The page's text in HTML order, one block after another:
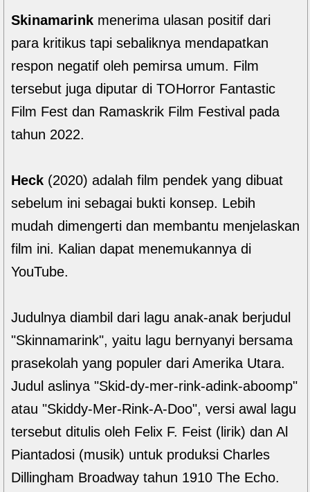
Skinamarink menerima ulasan positif dari
para kritikus tapi sebaliknya mendapatkan
respon negatif oleh pemirsa umum. Film
tersebut juga diputar di TOHorror Fantastic
Film Fest dan Ramaskrik Film Festival pada
tahun 2022.
Heck (2020) adalah film pendek yang dibuat
sebelum ini sebagai bukti konsep. Lebih
mudah dimengerti dan membantu menjelaskan
film ini. Kalian dapat menemukannya di
YouTube.
Judulnya diambil dari lagu anak-anak berjudul
"Skinnamarink", yaitu lagu bernyanyi bersama
prasekolah yang populer dari Amerika Utara.
Judul aslinya "Skid-dy-mer-rink-adink-aboomp"
atau "Skiddy-Mer-Rink-A-Doo", versi awal lagu
tersebut ditulis oleh Felix F. Feist (lirik) dan Al
Piantadosi (musik) untuk produksi Charles
Dillingham Broadway tahun 1910 The Echo.